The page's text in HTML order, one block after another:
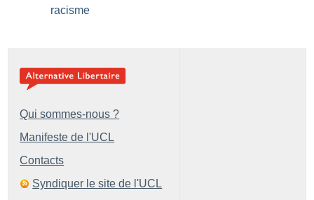
racisme
Qui sommes-nous ?
Manifeste de l'UCL
Contacts
Syndiquer le site de l'UCL